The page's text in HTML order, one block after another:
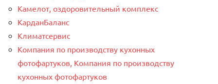
Камелот, оздоровительный комплекс
КарданБаланс
Климатсервис
Компания по производству кухонных
фотофартуков, Компания по производству
кухонных фотофартуков